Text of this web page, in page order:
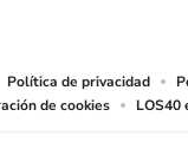
Política de privacidad
de cookies
LOS40